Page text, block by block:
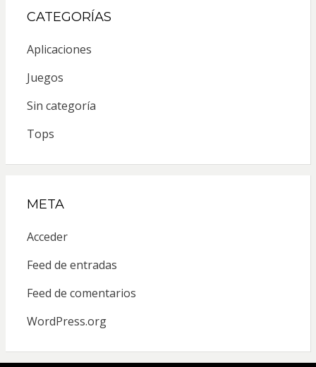
CATEGORÍAS
Aplicaciones
Juegos
Sin categoría
Tops
META
Acceder
Feed de entradas
Feed de comentarios
WordPress.org